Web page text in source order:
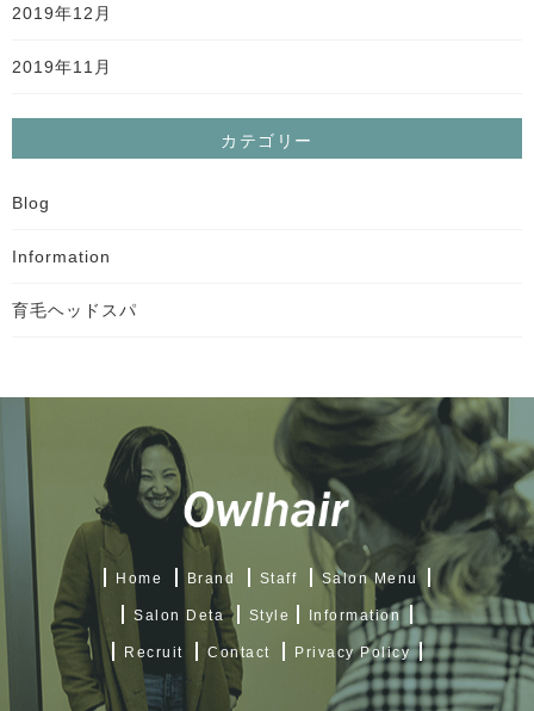
2019年12月
2019年11月
カテゴリー
Blog
Information
育毛ヘッドスパ
Home Brand Staff Salon Menu
Salon Deta Style Information
Recruit Contact Privacy Policy